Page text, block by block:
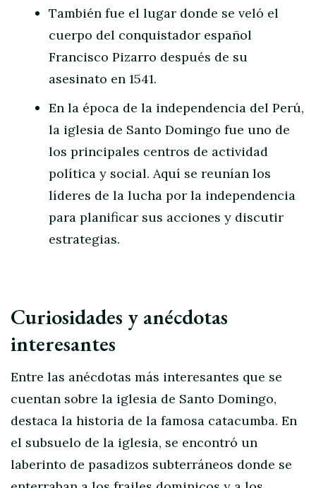
También fue el lugar donde se veló el
cuerpo del conquistador español
Francisco Pizarro después de su
asesinato en 1541.
En la época de la independencia del Perú,
la iglesia de Santo Domingo fue uno de
los principales centros de actividad
política y social. Aquí se reunían los
líderes de la lucha por la independencia
para planificar sus acciones y discutir
estrategias.
Curiosidades y anécdotas
interesantes
Entre las anécdotas más interesantes que se
cuentan sobre la iglesia de Santo Domingo,
destaca la historia de la famosa catacumba. En
el subsuelo de la iglesia, se encontró un
laberinto de pasadizos subterráneos donde se